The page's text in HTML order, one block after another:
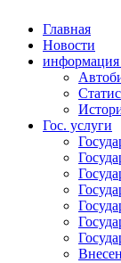
Главная
Новости
информация
Гос. услуги